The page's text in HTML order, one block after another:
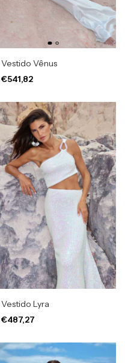
Vestido Vênus
€541,82
Vestido Lyra
€487,27